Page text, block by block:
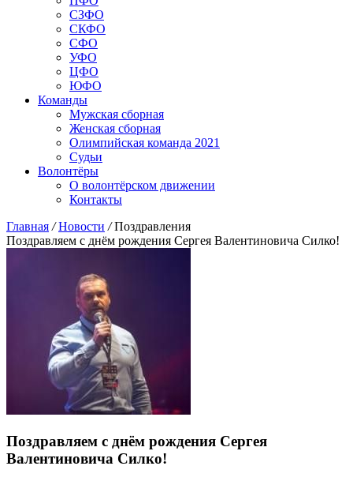
СЗФО
СКФО
СФО
УФО
ЦФО
ЮФО
Команды
Мужская сборная
Женская сборная
Олимпийская команда 2021
Судьи
Волонтёры
О волонтёрском движении
Контакты
Главная / Новости /Поздравления
Поздравляем с днём рождения Сергея Валентиновича Силко!
Поздравляем с днём рождения Сергея
Валентиновича Силко!